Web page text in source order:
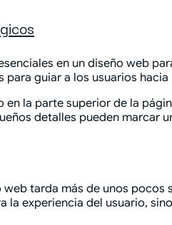
en un diseño web
guiar a los usuarios
la parte superior de la
detalles pueden marcar
tarda más de unos
experiencia del usuario,